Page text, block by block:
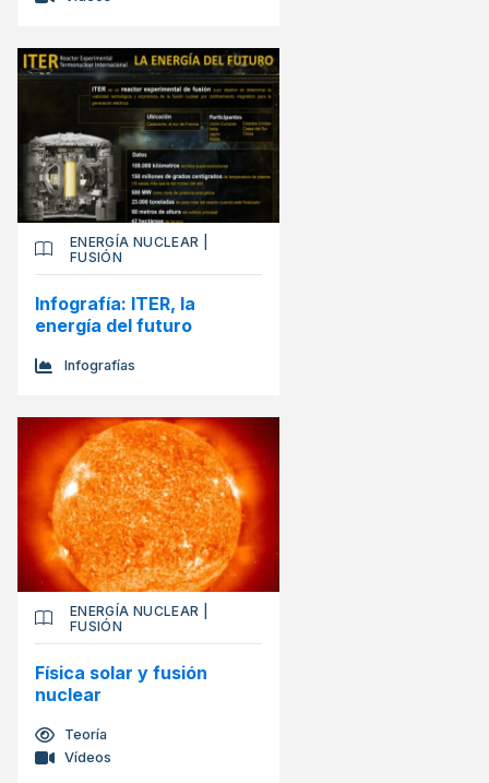
ENERGÍA NUCLEAR
FUSIÓN
Infografía: ITER, la
energía del futuro
Infografías
ENERGÍA NUCLEAR
FUSIÓN
Física solar y fusión
nuclear
Teoría
Vídeos